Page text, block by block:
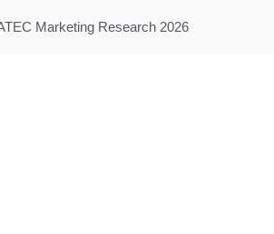
Marketing Research 2026